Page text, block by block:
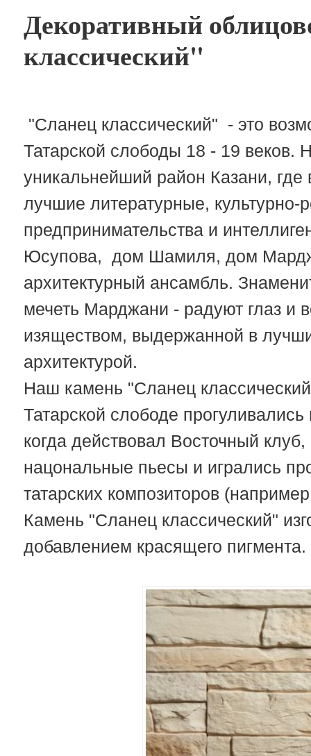
Декоративный
классический"
"Сланец классический" - это
Татарской слободы 18 - 19 веков.
уникальнейший район Казани,
лучшие литературные, культурно-
предпринимательства и
Юсупова, дом Шамиля, дом
архитектурный ансамбль.
мечеть Марджани - радуют глаз и
изяществом, выдержанной в
архитектурой.
Наш камень "Сланец
Татарской слободе
когда действовал Восточный
нацональные пьесы и игрались
татарских композиторов
Камень "Сланец классический"
добавлением красящего